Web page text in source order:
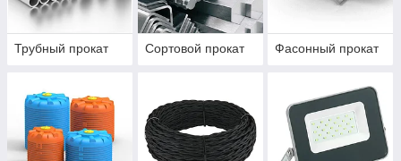
Трубный прокат Сортовой прокат Фасонный прокат